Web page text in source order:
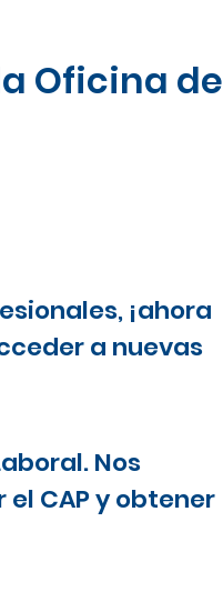
Oficina de
¡ahora
a nuevas
Nos
CAP y obtener